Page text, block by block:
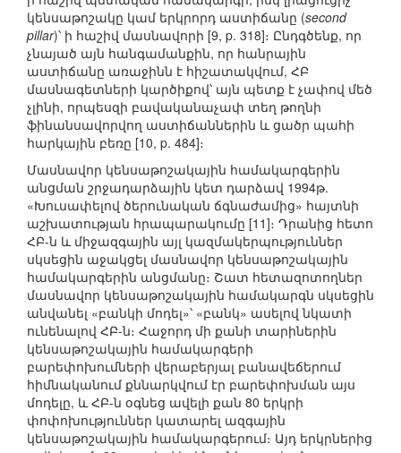
կենսաթոշակը կամ երկրորդ աստիճանը (second
pillar)՝ ի հաշիվ մասնավորի [9, p. 318]։ Ընդգծենք, որ
չնայած այն հանգամանքին, որ հանրային
աստիճանը առաջինն է հիշատակվում, ՀԲ
մասնագետների կարծիքով՝ այն պետք է չափով մեծ
չլինի, որպեսզի բավականաչափ տեղ թողնի
ֆինանսավորվող աստիճաններին և ցածր պահի
հարկային բեռը [10, p. 484]։
Մասնավոր կենսաթոշակային համակարգերին
անցման շրջադարձային կետ դարձավ 1994թ.
«Խուսափելով ծերունական ճգնաժամից» հայտնի
աշխատության հրապարակումը [11]։ Դրանից հետո
ՀԲ-ն և միջազգային այլ կազմակերպություններ
սկսեցին աջակցել մասնավոր կենսաթոշակային
համակարգերին անցմանը։ Շատ հետազոտողներ
մասնավոր կենսաթոշակային համակարգն սկսեցին
անվանել «բանկի մոդել»՝ «բանկ» ասելով նկատի
ունենալով ՀԲ-ն։ Հաջորդ մի քանի տարիներին
կենսաթոշակային համակարգերի
բարեփոխումների վերաբերյալ բանավեճերում
հիմնականում քննարկվում էր բարեփոխման այս
մոդելը, և ՀԲ-ն օգնեց ավելի քան 80 երկրի
փոփոխություններ կատարել ազգային
կենսաթոշակային համակարգերում։ Այդ երկրներից